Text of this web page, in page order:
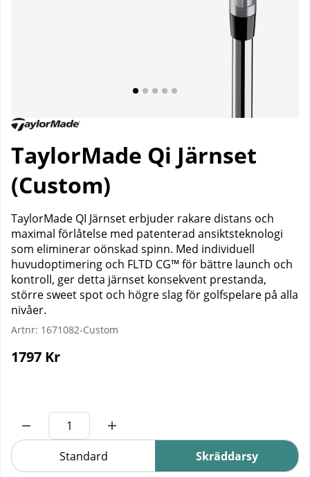
TaylorMade Qi Järnset
(Custom)
TaylorMade QI Järnset erbjuder rakare distans och
maximal förlåtelse med patenterad ansiktsteknologi
som eliminerar oönskad spinn. Med individuell
huvudoptimering och FLTD CG™ för bättre launch och
kontroll, ger detta järnset konsekvent prestanda,
större sweet spot och högre slag för golfspelare på alla
nivåer.
Artnr: 1671082-Custom
1797 Kr
Standard Skräddarsy